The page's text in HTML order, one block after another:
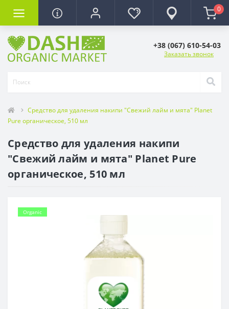
0
+38 (067) 610-54-03
Заказать звонок
Средство для удаления накипи "Свежий лайм и мята" Planet
Pure органическое, 510 мл
Средство для удаления накипи
"Свежий лайм и мята" Planet Pure
органическое, 510 мл
Organic